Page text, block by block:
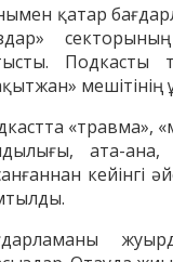
қатар
Подкасты
«травма»,
ата-ана,
кейінгі